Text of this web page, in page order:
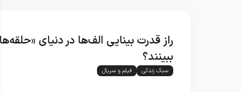
راز قدرت بینایی الف‌ها در دنیای
ببینند؟
سبک زندکی فیلم و سریال